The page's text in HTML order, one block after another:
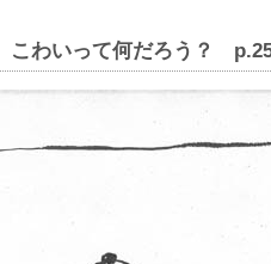
こわいって何だろう？ p.25